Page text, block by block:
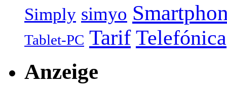
Simply simyo
Tablet-PC Tarif Telefónica
Anzeige